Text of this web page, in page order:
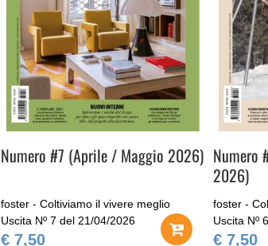
Numero #7 (Aprile / Maggio 2026)
foster - Coltiviamo il vivere meglio
Uscita Nº 7 del 21/04/2026
€ 7,50
Numero
2026)
foster -
Uscita Nº
€ 7,50